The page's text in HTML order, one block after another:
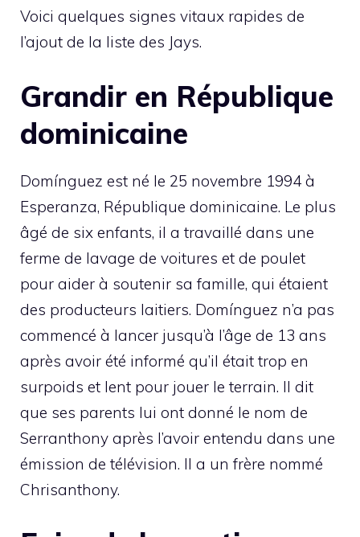
Voici quelques signes vitaux rapides de
l’ajout de la liste des Jays.
Grandir en République
dominicaine
Domínguez est né le 25 novembre 1994 à
Esperanza, République dominicaine. Le plus
âgé de six enfants, il a travaillé dans une
ferme de lavage de voitures et de poulet
pour aider à soutenir sa famille, qui étaient
des producteurs laitiers. Domínguez n’a pas
commencé à lancer jusqu’à l’âge de 13 ans
après avoir été informé qu’il était trop en
surpoids et lent pour jouer le terrain. Il dit
que ses parents lui ont donné le nom de
Serranthony après l’avoir entendu dans une
émission de télévision. Il a un frère nommé
Chrisanthony.